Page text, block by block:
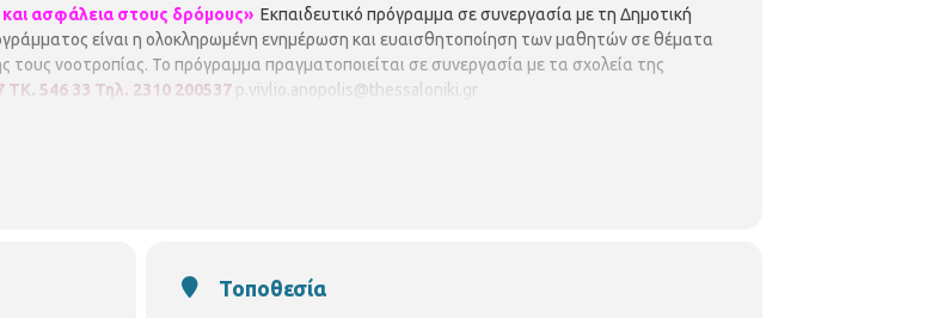
ασφάλεια στους δρόμους» Εκπαιδευτικό πρόγραμμα σε συνεργασία με τη Δημοτική
είναι η ολοκληρωμένη ενημέρωση και ευαισθητοποίηση των μαθητών σε θέματα
τους νοοτροπίας. Το πρόγραμμα πραγματοποιείται σε συνεργασία με τα σχολεία της
ΤΚ. 546 33 Τηλ. 2310 200537 p vivlio anopolis@thessaloniki gr
Τοποθεσία